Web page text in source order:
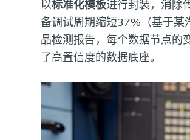
以标准化模板进行封装，消除
备调试周期缩短37%（基于某
品检测报告，每个数据节点的
了高置信度的数据底座。